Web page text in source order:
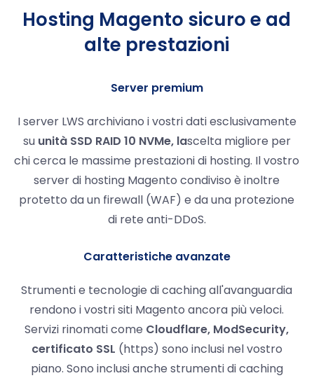
Hosting Magento sicuro e ad
alte prestazioni
Server premium
I server LWS archiviano i vostri dati esclusivamente
su unità SSD RAID 10 NVMe, lascelta migliore per
chi cerca le massime prestazioni di hosting. Il vostro
server di hosting Magento condiviso è inoltre
protetto da un firewall (WAF) e da una protezione
di rete anti-DDoS.
Caratteristiche avanzate
Strumenti e tecnologie di caching all'avanguardia
rendono i vostri siti Magento ancora più veloci.
Servizi rinomati come Cloudflare, ModSecurity,
certificato SSL (https) sono inclusi nel vostro
piano. Sono inclusi anche strumenti di caching